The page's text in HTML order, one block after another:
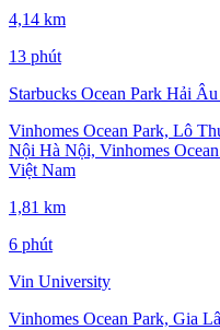
4,14 km
13 phút
Starbucks Ocean Park Hải
Vinhomes Ocean Park, Lô
Nội Hà Nội, Vinhomes
Việt Nam
1,81 km
6 phút
Vin University
Vinhomes Ocean Park, Gia